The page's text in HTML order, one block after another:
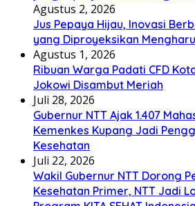
Agustus 2, 2026
Jus Pepaya Hijau, Inovasi
yang Diproyeksikan
Agustus 1, 2026
Ribuan Warga Padati CFD
Jokowi Disambut Meriah
Juli 28, 2026
Gubernur NTT Ajak 1.407
Kemenkes Kupang Jadi
Kesehatan
Juli 22, 2026
Wakil Gubernur NTT Dorong
Kesehatan Primer, NTT Jadi